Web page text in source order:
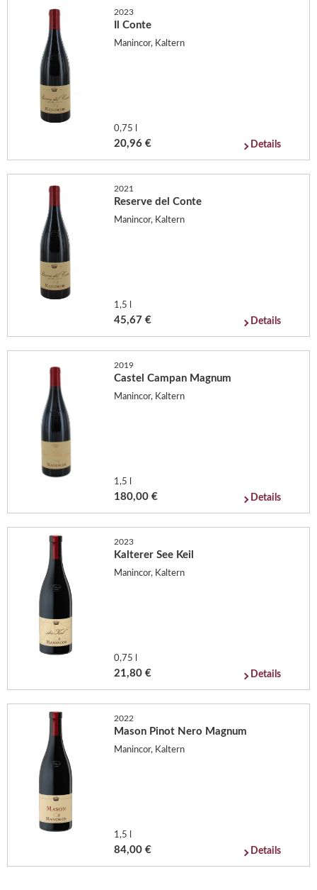
2023
Il Conte
Manincor, Kaltern
0,75 l
20,96 € Details
2021
Reserve del Conte
Manincor, Kaltern
1,5 l
45,67 € Details
2019
Castel Campan Magnum
Manincor, Kaltern
1,5 l
180,00 € Details
2023
Kalterer See Keil
Manincor, Kaltern
0,75 l
21,80 € Details
2022
Mason Pinot Nero Magnum
Manincor, Kaltern
1,5 l
84,00 € Details